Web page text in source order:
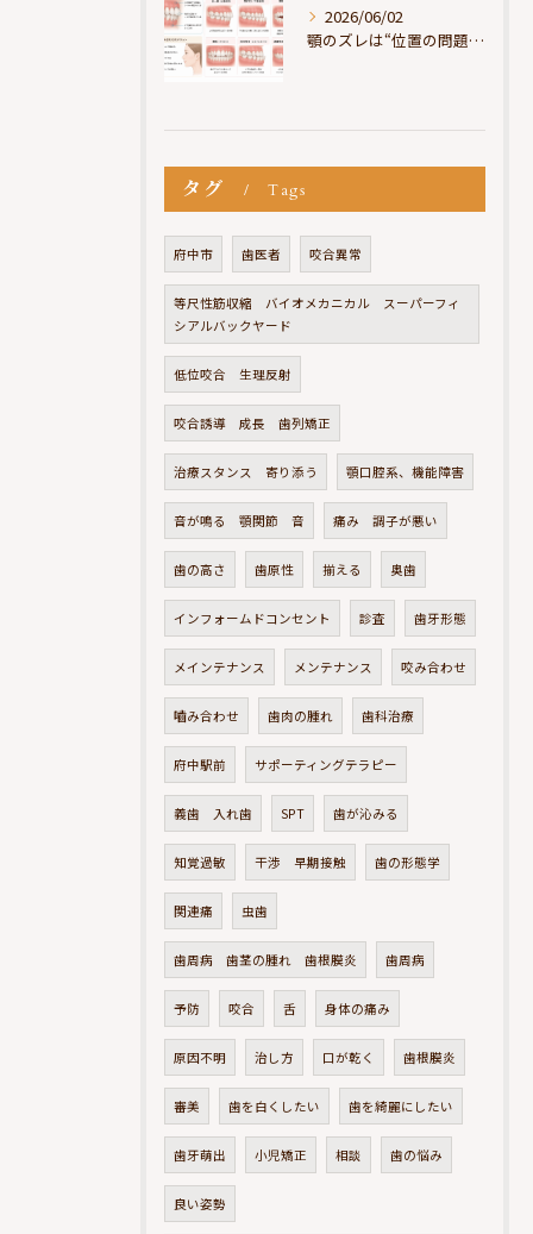
2026/06/02
顎のズレは“位置の問題”ではなく“選択の問題”
タグ Tags
府中市 歯医者 咬合異常
等尺性筋収縮 バイオメカニカル スーパーフィ
シアルバックヤード
低位咬合 生理反射
咬合誘導 成長 歯列矯正
治療スタンス 寄り添う 顎口腔系、機能障害
音が鳴る 顎関節 音 痛み 調子が悪い
歯の高さ 歯原性 揃える 奥歯
インフォームドコンセント 診査 歯牙形態
メインテナンス メンテナンス 咬み合わせ
嚙み合わせ 歯肉の腫れ 歯科治療
府中駅前 サポーティングテラピー
義歯 入れ歯 SPT 歯が沁みる
知覚過敏 干渉 早期接触 歯の形態学
関連痛 虫歯
歯周病 歯茎の腫れ 歯根膜炎 歯周病
予防 咬合 舌 身体の痛み
原因不明 治し方 口が乾く 歯根膜炎
審美 歯を白くしたい 歯を綺麗にしたい
歯牙萌出 小児矯正 相談 歯の悩み
良い姿勢